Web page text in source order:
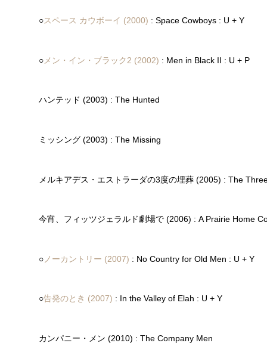
○スペース カウボーイ (2000) : Space Cowboys : U + Y
○ メン・イン・ブラック2 (2002) : Men in Black II : U + P
ハンテッド (2003) : The Hunted
ミッシング (2003) : The Missing
メルキアデス・エストラーダの3度の埋葬 (2005) : The
今宵、フィッツジェラルド劇場で (2006) : A Prairie Home
○ ノーカントリー (2007) : No Country for Old Men : U + Y
○告発のとき (2007) : In the Valley of Elah : U + Y
カンパニー・メン (2010) : The Company Men